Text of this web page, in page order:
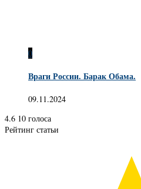
0
Враги России. Барак Обама.
09.11.2024
4.6 10 голоса
Рейтинг статьи